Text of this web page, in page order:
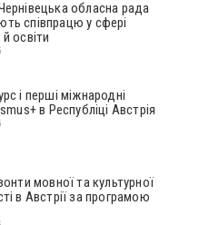
обласна рада
співпрацю у сфері
освіти
і перші міжнародні
в Республіці Австрія
мовної та культурної
в Австрії за програмою